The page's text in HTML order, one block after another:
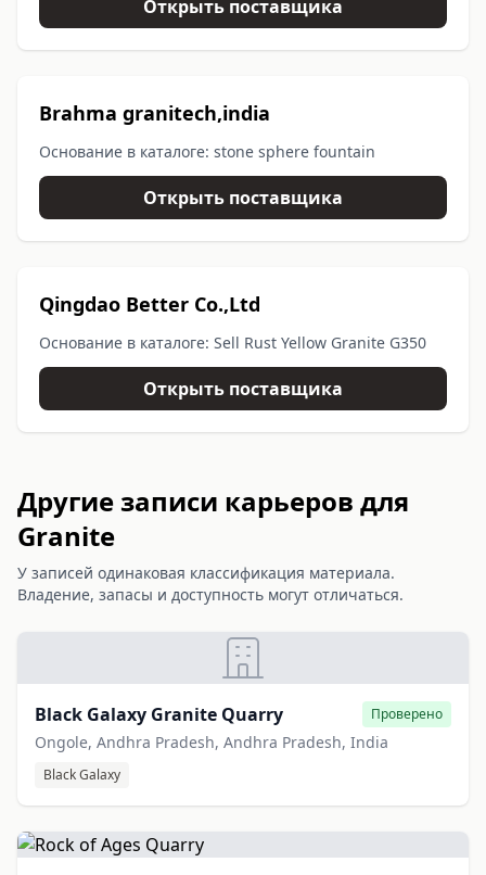
Открыть поставщика
Brahma granitech,india
Основание в каталоге: stone sphere fountain
Открыть поставщика
Qingdao Better Co.,Ltd
Основание в каталоге: Sell Rust Yellow Granite G350
Открыть поставщика
Другие записи карьеров для
Granite
У записей одинаковая классификация материала.
Владение, запасы и доступность могут отличаться.
Black Galaxy Granite Quarry Проверено
Ongole, Andhra Pradesh, Andhra Pradesh, India
Black Galaxy